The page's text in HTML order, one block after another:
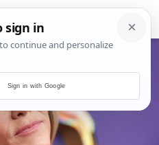
Sign in with Google